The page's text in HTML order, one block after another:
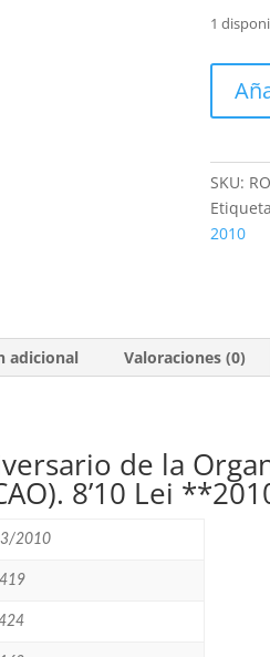
1
5419.
65
de
la
OACI.
SKU:
2010
adicional Valoraciones (0)
de la
8’10 Lei
2010